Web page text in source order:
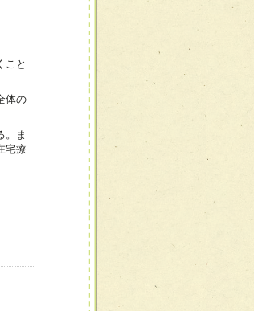
こと
体の
。ま
宅療